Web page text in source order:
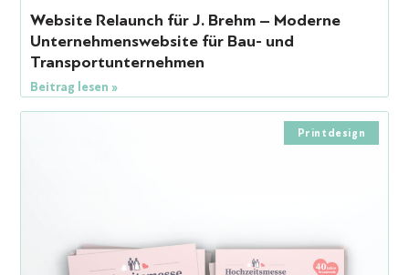
Website Relaunch für J. Brehm – Moderne
Unternehmenswebsite für Bau- und
Transportunternehmen
Beitrag lesen »
Printdesign